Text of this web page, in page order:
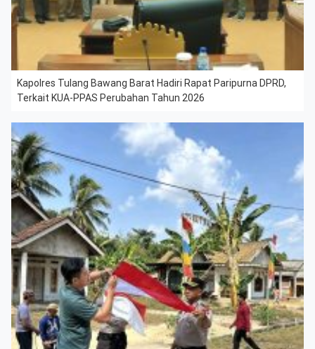
Kapolres Tulang Bawang Barat Hadiri Rapat Paripurna DPRD,
Terkait KUA-PPAS Perubahan Tahun 2026